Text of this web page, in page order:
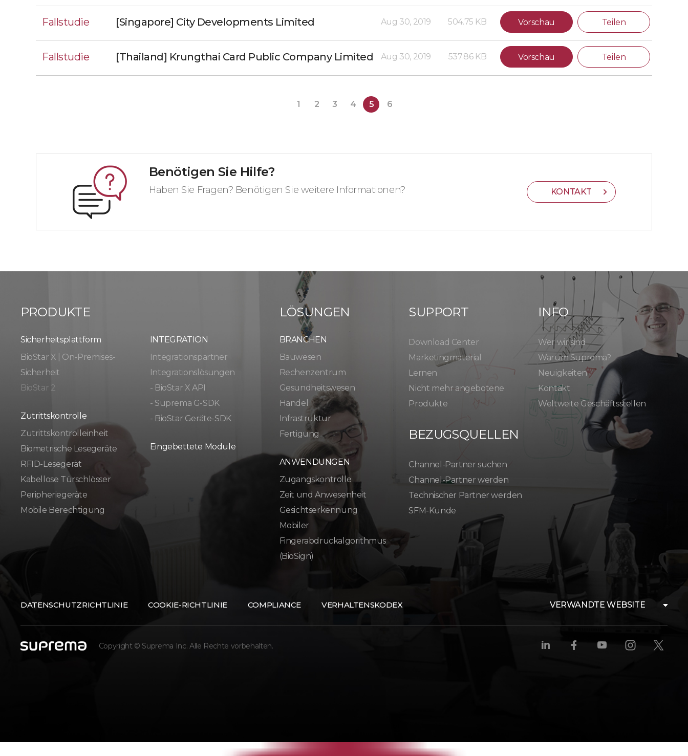
Fallstudie [Singapore] City Developments Limited Aug 30, 2019 504.75 KB Vorschau Teilen
Fallstudie [Thailand] Krungthai Card Public Company Limited Aug 30, 2019 537.86 KB Vorschau Teilen
1 2 3 4 5 6
Benötigen Sie Hilfe?
Haben Sie Fragen? Benötigen Sie weitere Informationen? KONTAKT
PRODUKTE
Sicherheitsplattform
BioStar X | On-Premises-
Sicherheit
BioStar 2
Zutrittskontrolle
Zutrittskontrolleinheit
Biometrische Lesegeräte
RFID-Lesegerät
Kabellose Türschlösser
Peripheriegeräte
Mobile Berechtigung
INTEGRATION
Integrationspartner
Integrationslösungen
- BioStar X API
- Suprema G-SDK
- BioStar Geräte-SDK
Eingebettete Module
LÖSUNGEN
BRANCHEN
Bauwesen
Rechenzentrum
Gesundheitswesen
Handel
Infrastruktur
Fertigung
ANWENDUNGEN
Zugangskontrolle
Zeit und Anwesenheit
Gesichtserkennung
Mobiler
Fingerabdruckalgorithmus
(BioSign)
SUPPORT
Download Center
Marketingmaterial
Lernen
Nicht mehr angebotene
Produkte
INFO
Wer wir sind
Warum Suprema?
Neuigkeiten
Kontakt
Weltweite Geschäftsstellen
BEZUGSQUELLEN
Channel-Partner suchen
Channel-Partner werden
Technischer Partner werden
SFM-Kunde
DATENSCHUTZRICHTLINIE COOKIE-RICHTLINIE COMPLIANCE VERHALTENSKODEX VERWANDTE WEBSITE
Copyright © Suprema Inc. Alle Rechte vorbehalten.